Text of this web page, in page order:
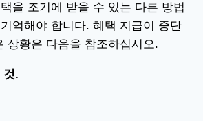
을 조기에 받을 수 있는 다른 방법
억해야 합니다. 혜택 지급이 중단
상황은 다음을 참조하십시오.
것.